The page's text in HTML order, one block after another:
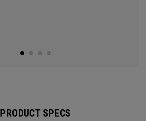
PRODUCT SPECS